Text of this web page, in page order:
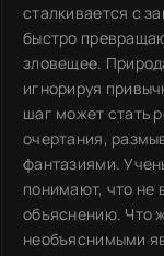
сталкивается с
быстро
зловещее.
игнорируя
шаг может стать
очертания,
фантазиями.
понимают, что не
объяснению. Что
необъяснимыми